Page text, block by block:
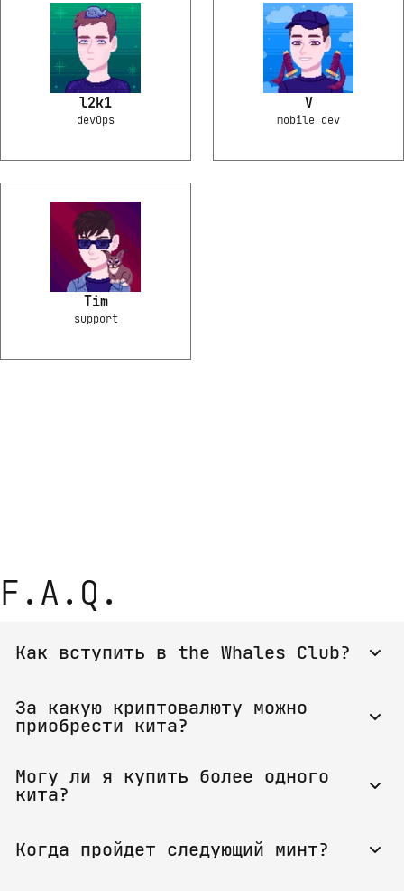
l2k1
devOps
V
mobile dev
Tim
support
F.A.Q.
Как вступить в the Whales Club?
быть NFT кит. Не важно где вы его купили - на
минте или на вторичном рынке. Пройдите
воспользуйтесь всеми преимуществами the Whales
Club.
За какую криптовалюту можно
приобрести кита?
Tonhub.
Могу ли я купить более одного
кита?
Когда пройдет следующий минт?